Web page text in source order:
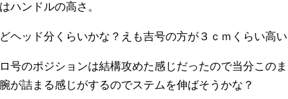
ハンドルの高さ。
ヘッド分くらいかな？えも吉号の方が３ｃｍくらい高い
号のポジションは結構攻めた感じだったので当分この
が詰まる感じがするのでステムを伸ばそうかな？